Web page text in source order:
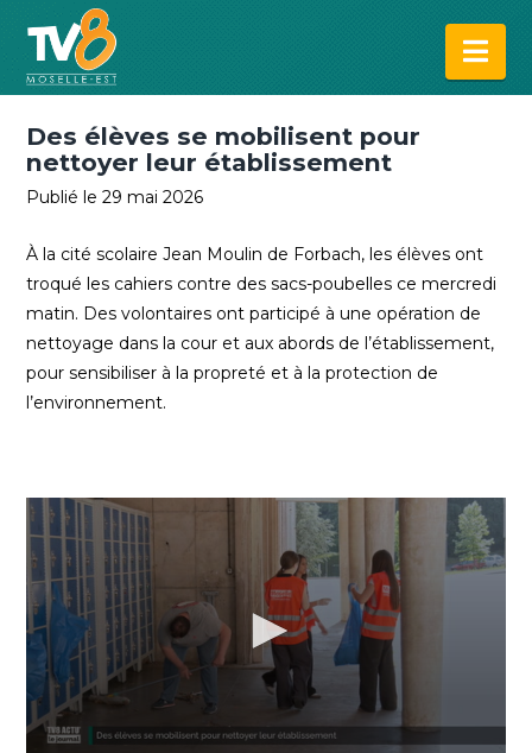
Des élèves se mobilisent pour
nettoyer leur établissement
Publié le 29 mai 2026
À la cité scolaire Jean Moulin de Forbach, les élèves ont
troqué les cahiers contre des sacs-poubelles ce mercredi
matin. Des volontaires ont participé à une opération de
nettoyage dans la cour et aux abords de l’établissement,
pour sensibiliser à la propreté et à la protection de
l’environnement.